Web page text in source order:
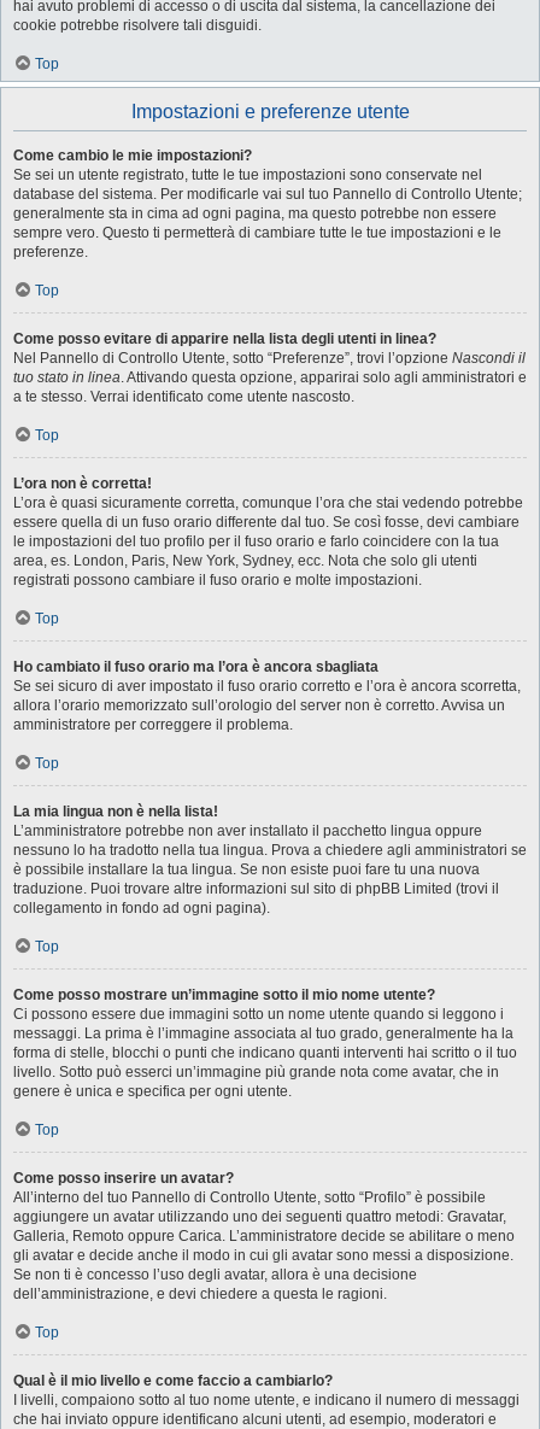
hai avuto problemi di accesso o di uscita dal sistema, la cancellazione dei
cookie potrebbe risolvere tali disguidi.
Top
Impostazioni e preferenze utente
Come cambio le mie impostazioni?
Se sei un utente registrato, tutte le tue impostazioni sono conservate nel
database del sistema. Per modificarle vai sul tuo Pannello di Controllo Utente;
generalmente sta in cima ad ogni pagina, ma questo potrebbe non essere
sempre vero. Questo ti permetterà di cambiare tutte le tue impostazioni e le
preferenze.
Top
Come posso evitare di apparire nella lista degli utenti in linea?
Nel Pannello di Controllo Utente, sotto “Preferenze”, trovi l’opzione Nascondi il
tuo stato in linea. Attivando questa opzione, apparirai solo agli amministratori e
a te stesso. Verrai identificato come utente nascosto.
Top
L’ora non è corretta!
L’ora è quasi sicuramente corretta, comunque l’ora che stai vedendo potrebbe
essere quella di un fuso orario differente dal tuo. Se così fosse, devi cambiare
le impostazioni del tuo profilo per il fuso orario e farlo coincidere con la tua
area, es. London, Paris, New York, Sydney, ecc. Nota che solo gli utenti
registrati possono cambiare il fuso orario e molte impostazioni.
Top
Ho cambiato il fuso orario ma l’ora è ancora sbagliata
Se sei sicuro di aver impostato il fuso orario corretto e l’ora è ancora scorretta,
allora l’orario memorizzato sull’orologio del server non è corretto. Avvisa un
amministratore per correggere il problema.
Top
La mia lingua non è nella lista!
L’amministratore potrebbe non aver installato il pacchetto lingua oppure
nessuno lo ha tradotto nella tua lingua. Prova a chiedere agli amministratori se
è possibile installare la tua lingua. Se non esiste puoi fare tu una nuova
traduzione. Puoi trovare altre informazioni sul sito di phpBB Limited (trovi il
collegamento in fondo ad ogni pagina).
Top
Come posso mostrare un’immagine sotto il mio nome utente?
Ci possono essere due immagini sotto un nome utente quando si leggono i
messaggi. La prima è l’immagine associata al tuo grado, generalmente ha la
forma di stelle, blocchi o punti che indicano quanti interventi hai scritto o il tuo
livello. Sotto può esserci un’immagine più grande nota come avatar, che in
genere è unica e specifica per ogni utente.
Top
Come posso inserire un avatar?
All’interno del tuo Pannello di Controllo Utente, sotto “Profilo” è possibile
aggiungere un avatar utilizzando uno dei seguenti quattro metodi: Gravatar,
Galleria, Remoto oppure Carica. L’amministratore decide se abilitare o meno
gli avatar e decide anche il modo in cui gli avatar sono messi a disposizione.
Se non ti è concesso l’uso degli avatar, allora è una decisione
dell’amministrazione, e devi chiedere a questa le ragioni.
Top
Qual è il mio livello e come faccio a cambiarlo?
I livelli, compaiono sotto al tuo nome utente, e indicano il numero di messaggi
che hai inviato oppure identificano alcuni utenti, ad esempio, moderatori e